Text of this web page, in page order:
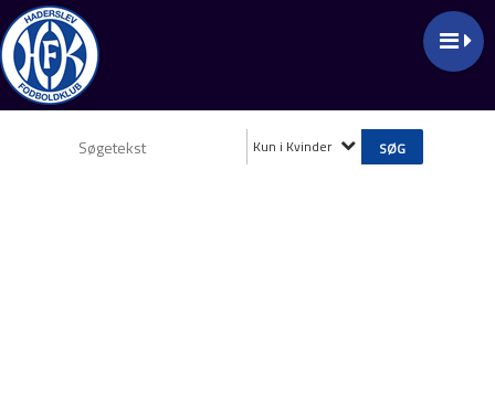
Kun i Kvinder